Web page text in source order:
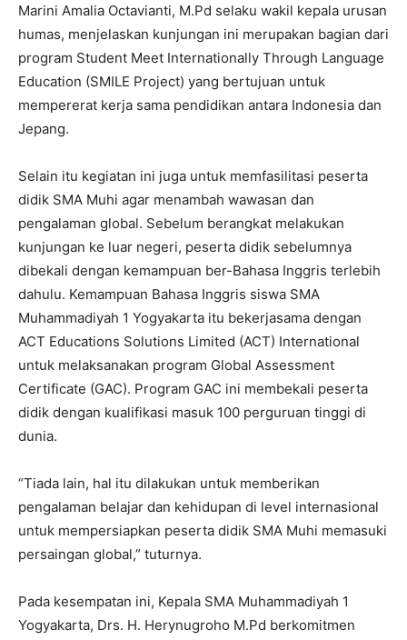
Marini Amalia Octavianti, M.Pd selaku wakil kepala urusan
humas, menjelaskan kunjungan ini merupakan bagian dari
program Student Meet Internationally Through Language
Education (SMILE Project) yang bertujuan untuk
mempererat kerja sama pendidikan antara Indonesia dan
Jepang.
Selain itu kegiatan ini juga untuk memfasilitasi peserta
didik SMA Muhi agar menambah wawasan dan
pengalaman global. Sebelum berangkat melakukan
kunjungan ke luar negeri, peserta didik sebelumnya
dibekali dengan kemampuan ber-Bahasa Inggris terlebih
dahulu. Kemampuan Bahasa Inggris siswa SMA
Muhammadiyah 1 Yogyakarta itu bekerjasama dengan
ACT Educations Solutions Limited (ACT) International
untuk melaksanakan program Global Assessment
Certificate (GAC). Program GAC ini membekali peserta
didik dengan kualifikasi masuk 100 perguruan tinggi di
dunia.
“Tiada lain, hal itu dilakukan untuk memberikan
pengalaman belajar dan kehidupan di level internasional
untuk mempersiapkan peserta didik SMA Muhi memasuki
persaingan global,” tuturnya.
Pada kesempatan ini, Kepala SMA Muhammadiyah 1
Yogyakarta, Drs. H. Herynugroho M.Pd berkomitmen